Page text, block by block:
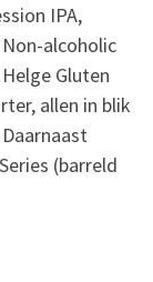
IPA,
alcoholic
Gluten
allen in blik
(barreld